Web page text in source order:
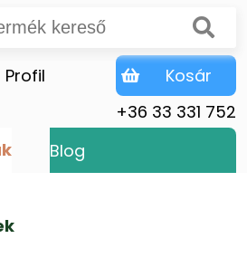
+36 33 331 752
Profil Kosár
Blog